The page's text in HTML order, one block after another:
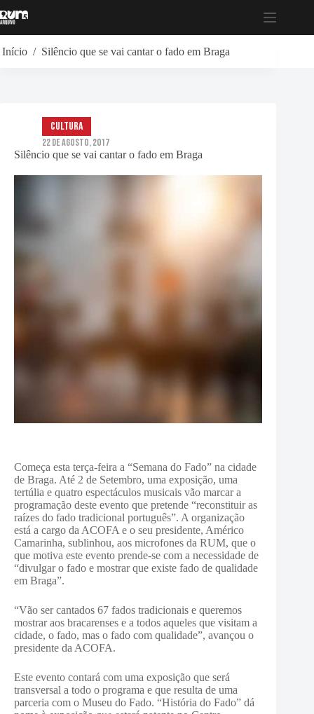
para
Início / Silêncio que se vai cantar o fado em Braga
Silêncio que se vai cantar o fado em Braga
Cultura
22 de Agosto, 2017
Começa esta terça-feira a “Semana do Fado” na cidade
de Braga. Até 2 de Setembro, uma exposição, uma
tertúlia e quatro espectáculos musicais vão marcar a
programação deste evento que pretende “reconstituir as
raízes do fado tradicional português”. A organização
está a cargo da ACOFA e o seu presidente, Américo
Camarinha, sublinhou, aos microfones da RUM, que o
que motiva este evento prende-se com a necessidade de
“divulgar o fado e mostrar que existe fado de qualidade
em Braga”.
“Vão ser cantados 67 fados tradicionais e queremos
mostrar aos bracarenses e a todos aqueles que visitam a
cidade, o fado, mas o fado com qualidade”, avançou o
presidente da ACOFA.
Este evento contará com uma exposição que será
transversal a todo o programa e que resulta de uma
parceria com o Museu do Fado. “História do Fado” dá